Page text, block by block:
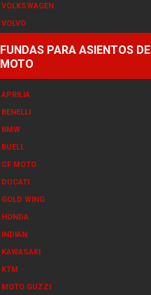
VOLKSWAGEN
VOLVO
FUNDAS PARA ASIENTOS DE
MOTO
APRILIA
BENELLI
BMW
BUELL
CF MOTO
DUCATI
GOLD WING
HONDA
INDIAN
KAWASAKI
KTM
MOTO GUZZI